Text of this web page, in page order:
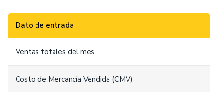
Dato de entrada
Ventas totales del mes
Costo de Mercancía Vendida (CMV)